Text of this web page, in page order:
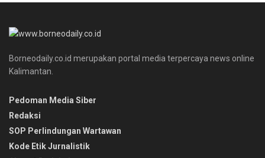
Borneodaily.co.id merupakan portal media terpercaya news online
Kalimantan.
Pedoman Media Siber
Redaksi
SOP Perlindungan Wartawan
Kode Etik Jurnalistik